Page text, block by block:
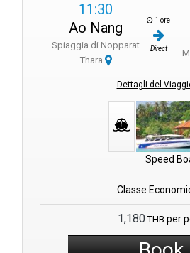
11:30
Ao Nang
Spiaggia di Nopparat
Thara
1 ore
Direct
Dettagli del
Speed
Classe
1,180 THB per